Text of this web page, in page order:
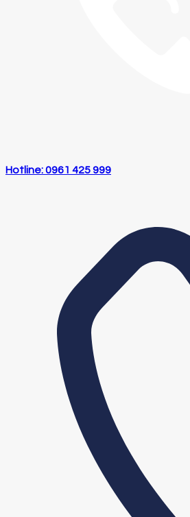
Hotline: 0961 425 999